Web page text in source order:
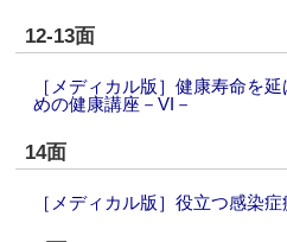
12-13面
［メディカル版］健康寿命を
めの健康講座－VI－
14面
［メディカル版］役立つ感染